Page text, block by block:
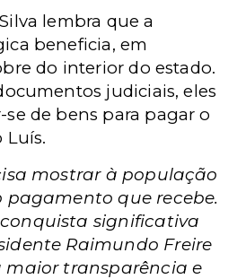
lembra que a
beneficia, em
do interior do estado.
judiciais, eles
se de bens para pagar o
Luís.
mostrar à população
que recebe.
significativa
Raimundo Freire
maior transparência e